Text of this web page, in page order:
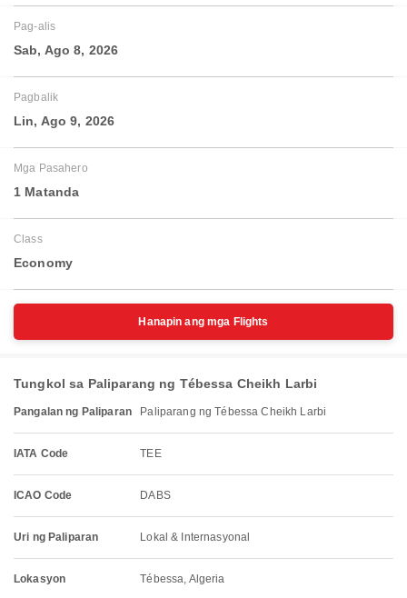
Pag-alis
Sab, Ago 8, 2026
Pagbalik
Lin, Ago 9, 2026
Mga Pasahero
1 Matanda
Class
Economy
Hanapin ang mga Flights
Tungkol sa Paliparang ng Tébessa Cheikh Larbi
Pangalan ng Paliparan Paliparang ng Tébessa Cheikh Larbi
IATA Code TEE
ICAO Code DABS
Uri ng Paliparan Lokal & Internasyonal
Lokasyon Tébessa, Algeria